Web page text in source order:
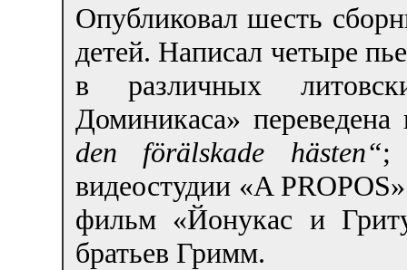
Опубликовал шесть
детей. Написал четыре
в различных
Доминикаса»
den förälskade hästen“;
видеостудии «A
фильм «Йонукас и
братьев Гримм.